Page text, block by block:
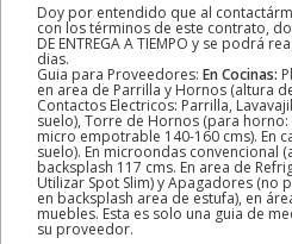
Doy por entendido que al
con los términos de este contrato,
DE ENTREGA A TIEMPO y se podrá
dias.
Guia para Proveedores: En Cocinas:
en area de Parrilla y Hornos (altura
Contactos Electricos: Parrilla,
suelo), Torre de Hornos (para horno:
micro empotrable 140-160 cms). En
suelo). En microondas convencional
backsplash 117 cms. En area de
Utilizar Spot Slim) y Apagadores (no
en backsplash area de estufa), en
muebles. Esta es solo una guia de
su proveedor.